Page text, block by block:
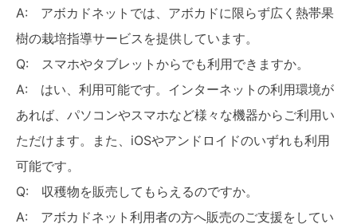
A: アボカドネットでは、アボカドに限らず広く熱帯果
樹の栽培指導サービスを提供しています。
Q: スマホやタブレットからでも利用できますか。
A: はい、利用可能です。インターネットの利用環境が
あれば、パソコンやスマホなど様々な機器からご利用い
ただけます。また、iOSやアンドロイドのいずれも利用
可能です。
Q: 収穫物を販売してもらえるのですか。
A: アボカドネット利用者の方へ販売のご支援をしてい